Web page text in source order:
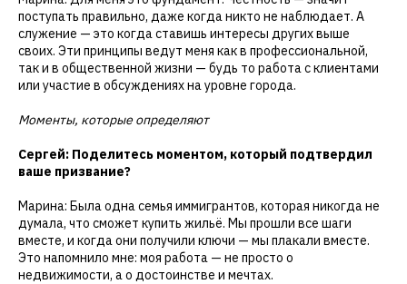
поступать правильно, даже когда никто не наблюдает. А
служение — это когда ставишь интересы других выше
своих. Эти принципы ведут меня как в профессиональной,
так и в общественной жизни — будь то работа с клиентами
или участие в обсуждениях на уровне города.
Моменты, которые определяют
Сергей: Поделитесь моментом, который подтвердил
ваше призвание?
Марина: Была одна семья иммигрантов, которая никогда не
думала, что сможет купить жильё. Мы прошли все шаги
вместе, и когда они получили ключи — мы плакали вместе.
Это напомнило мне: моя работа — не просто о
недвижимости, а о достоинстве и мечтах.